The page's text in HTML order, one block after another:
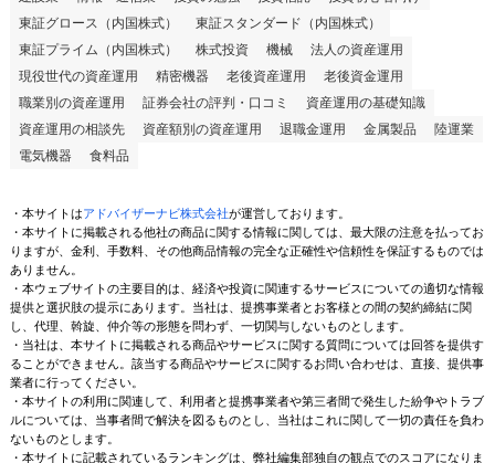
東証グロース（内国株式）
東証スタンダード（内国株式）
東証プライム（内国株式）
株式投資 機械
法人の資産運用
現役世代の資産運用
精密機器 老後資産運用
老後資金運用
職業別の資産運用
証券会社の評判・口コミ
資産運用の基礎知識
資産運用の相談先
資産額別の資産運用 退職金運用 金属製品
陸運業
電気機器
食料品
・本サイトはアドバイザーナビ株式会社が運営しております。
・本サイトに掲載される他社の商品に関する情報に関しては、最大限の注意を払ってお
りますが、金利、手数料、その他商品情報の完全な正確性や信頼性を保証するものでは
ありません。
・本ウェブサイトの主要目的は、経済や投資に関連するサービスについての適切な情報
提供と選択肢の提示にあります。当社は、提携事業者とお客様との間の契約締結に関
し、代理、斡旋、仲介等の形態を問わず、一切関与しないものとします。
・当社は、本サイトに掲載される商品やサービスに関する質問については回答を提供す
ることができません。該当する商品やサービスに関するお問い合わせは、直接、提供事
業者に行ってください。
・本サイトの利用に関連して、利用者と提携事業者や第三者間で発生した紛争やトラブ
ルについては、当事者間で解決を図るものとし、当社はこれに関して一切の責任を負わ
ないものとします。
・本サイトに記載されているランキングは、弊社編集部独自の観点でのスコアになりま